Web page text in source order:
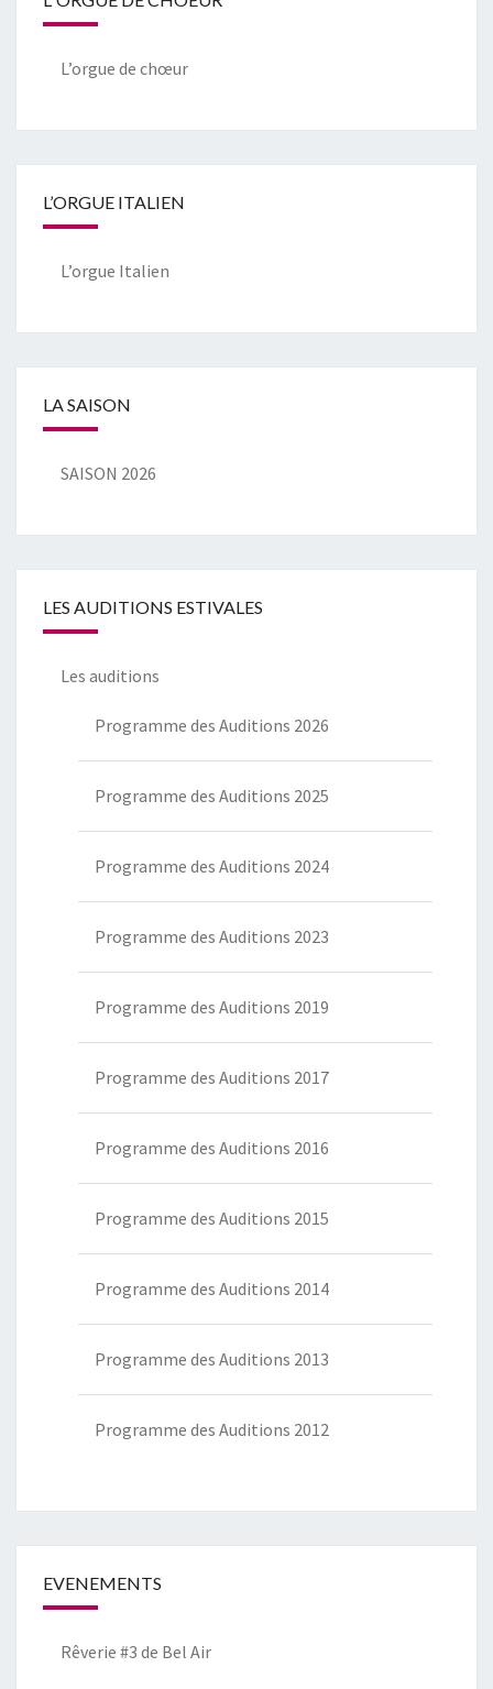
L’orgue de chœur
L’ORGUE ITALIEN
L’orgue Italien
LA SAISON
SAISON 2026
LES AUDITIONS ESTIVALES
Les auditions
Programme des Auditions 2026
Programme des Auditions 2025
Programme des Auditions 2024
Programme des Auditions 2023
Programme des Auditions 2019
Programme des Auditions 2017
Programme des Auditions 2016
Programme des Auditions 2015
Programme des Auditions 2014
Programme des Auditions 2013
Programme des Auditions 2012
EVENEMENTS
Rêverie #3 de Bel Air